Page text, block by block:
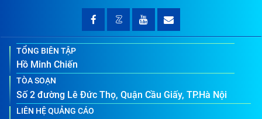
TỔNG BIÊN TẬP
Hồ Minh Chiến
TÒA SOẠN
Số 2 đường Lê Đức Thọ, Quận Cầu Giấy, TP.Hà Nội
LIÊN HỆ QUẢNG CÁO